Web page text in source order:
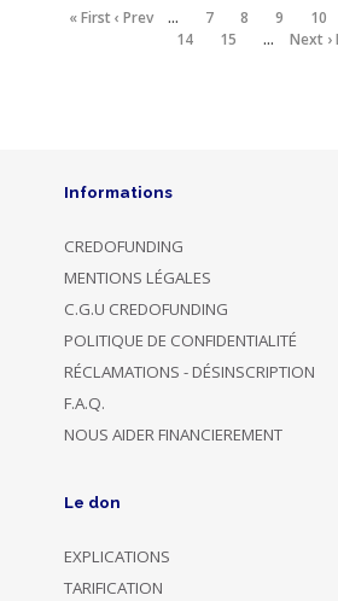
« First‹ Prev … 7 8 9 10
14
15 … Next ›
Informations
CREDOFUNDING
MENTIONS LÉGALES
C.G.U CREDOFUNDING
POLITIQUE DE CONFIDENTIALITÉ
RÉCLAMATIONS - DÉSINSCRIPTION
F.A.Q.
NOUS AIDER FINANCIEREMENT
Le don
EXPLICATIONS
TARIFICATION